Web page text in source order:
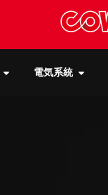
電気系統